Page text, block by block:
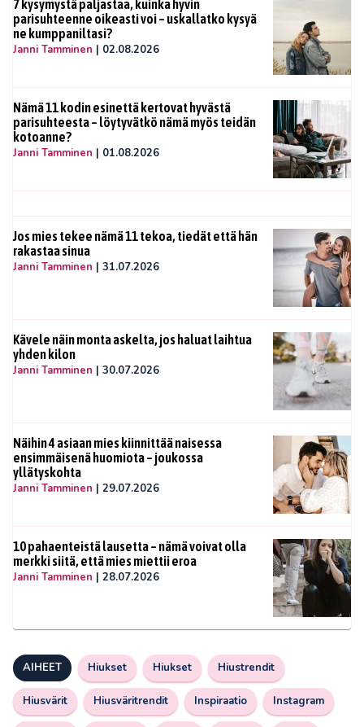
7 kysymystä paljastaa, kuinka hyvin
parisuhteenne oikeasti voi – uskallatko kysyä
ne kumppaniltasi?
Janni Tamminen | 02.08.2026
Nämä 11 kodin esinettä kertovat hyvästä
parisuhteesta – löytyvätkö nämä myös teidän
kotoanne?
Janni Tamminen | 01.08.2026
Jos mies tekee nämä 11 tekoa, tiedät että hän
rakastaa sinua
Janni Tamminen | 31.07.2026
Kävele näin monta askelta, jos haluat laihtua
yhden kilon
Janni Tamminen | 30.07.2026
Näihin 4 asiaan mies kiinnittää naisessa
ensimmäisenä huomiota – joukossa
yllätyskohta
Janni Tamminen | 29.07.2026
10 pahaenteistä lausetta – nämä voivat olla
merkki siitä, että mies miettii eroa
Janni Tamminen | 28.07.2026
AIHEET Hiukset Hiukset Hiustrendit
Hiusvärit Hiusväritrendit Inspiraatio Instagram